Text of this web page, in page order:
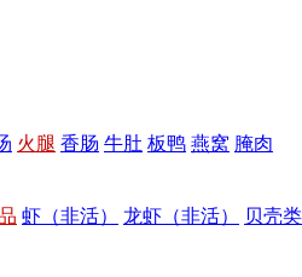
火腿 香肠 牛肚 板鸭 燕窝 腌肉
虾（非活） 龙虾（非活） 贝壳